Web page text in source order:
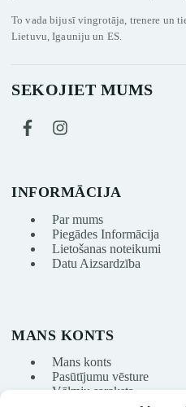
To vada bijusī vingrotāja, trenere un
Lietuvu, Igauniju un ES.
SEKOJIET MUMS
INFORMĀCIJA
Par mums
Piegādes Informācija
Lietošanas noteikumi
Datu Aizsardzība
MANS KONTS
Mans konts
Pasūtījumu vēsture
Vēlmju saraksts